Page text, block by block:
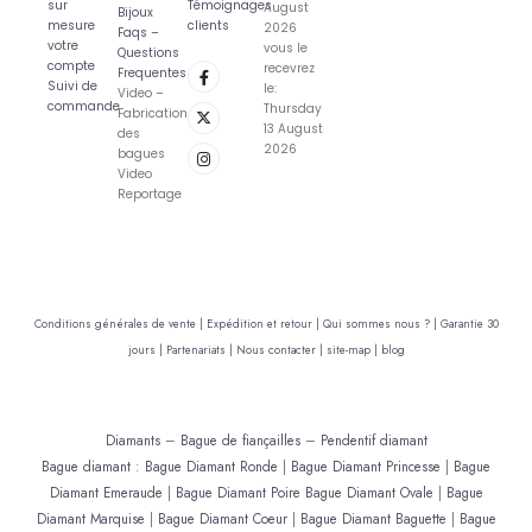
sur
mesure
votre
compte
Suivi de
commande
Bijoux
Faqs –
Questions
Frequentes
Video –
Fabrication
des
bagues
Video
Reportage
Témoignages
clients
August
2026
vous le
recevrez
le:
Thursday
13 August
2026
Conditions générales de vente | Expédition et retour | Qui sommes nous ? | Garantie 30
jours | Partenariats | Nous contacter | site-map | blog
Diamants– Bague de fiançailles– Pendentif diamant
Bague diamant : Bague Diamant Ronde | Bague Diamant Princesse | Bague
Diamant Emeraude | Bague Diamant Poire Bague Diamant Ovale | Bague
Diamant Marquise | Bague Diamant Coeur| Bague Diamant Baguette | Bague